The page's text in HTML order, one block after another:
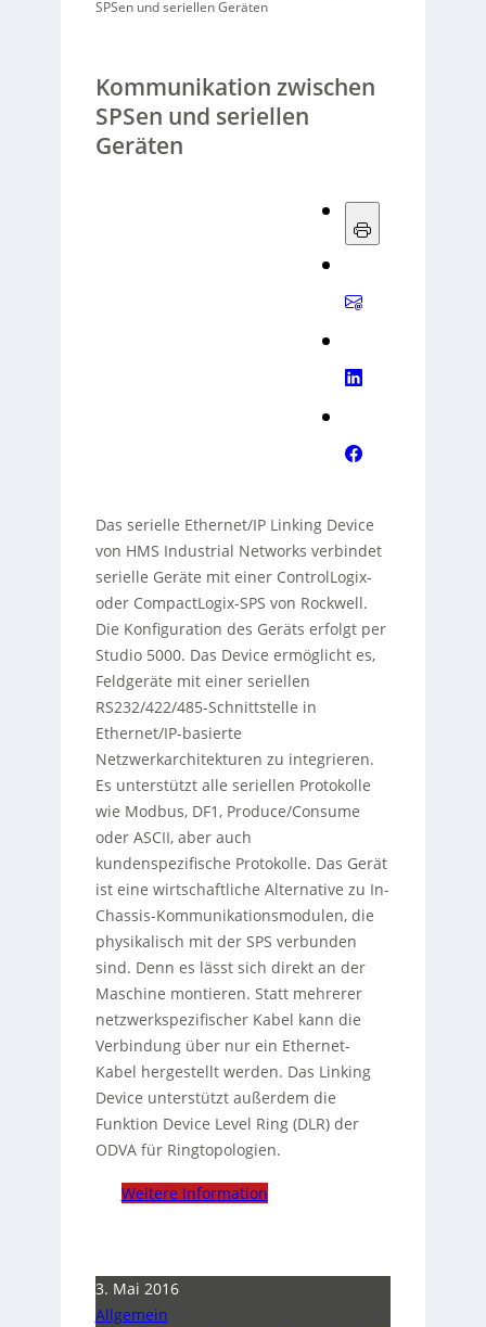
SPSen und seriellen Geräten
Kommunikation zwischen
SPSen und seriellen
Geräten
Das serielle Ethernet/IP Linking Device
von HMS Industrial Networks verbindet
serielle Geräte mit einer ControlLogix-
oder CompactLogix-SPS von Rockwell.
Die Konfiguration des Geräts erfolgt per
Studio 5000. Das Device ermöglicht es,
Feldgeräte mit einer seriellen
RS232/422/485-Schnittstelle in
Ethernet/IP-basierte
Netzwerkarchitekturen zu integrieren.
Es unterstützt alle seriellen Protokolle
wie Modbus, DF1, Produce/Consume
oder ASCII, aber auch
kundenspezifische Protokolle. Das Gerät
ist eine wirtschaftliche Alternative zu In-
Chassis-Kommunikationsmodulen, die
physikalisch mit der SPS verbunden
sind. Denn es lässt sich direkt an der
Maschine montieren. Statt mehrerer
netzwerkspezifischer Kabel kann die
Verbindung über nur ein Ethernet-
Kabel hergestellt werden. Das Linking
Device unterstützt außerdem die
Funktion Device Level Ring (DLR) der
ODVA für Ringtopologien.
Weitere Information
3. Mai 2016
Allgemein